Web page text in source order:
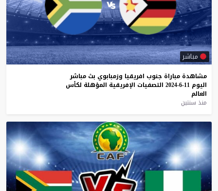
مباشر
مشاهدة مباراة جنوب افريقيا وزمبابوي بث مباشر
اليوم 11-6-2024 التصفيات الإفريقية المؤهلة لكأس
العالم
منذ سنتين